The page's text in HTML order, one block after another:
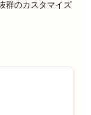
群のカスタマイズ